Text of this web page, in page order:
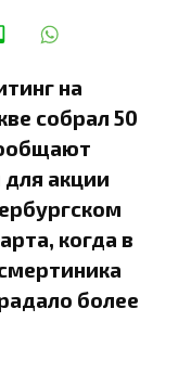
на
собрал 50
акции
когда в
более